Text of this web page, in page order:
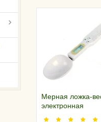
Мерная ложка-
электронная